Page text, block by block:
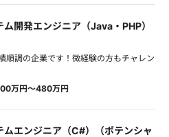
ム開発エンジニア（Java・PHP）
順調の企業です！微経験の方もチャレン
万円～480万円
ムエンジニア（C#）（ポテンシャ